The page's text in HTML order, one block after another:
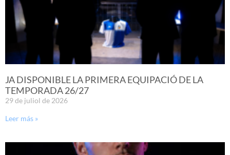
JA DISPONIBLE LA PRIMERA EQUIPACIÓ DE LA
TEMPORADA 26/27
29 de juliol de 2026
Leer más »